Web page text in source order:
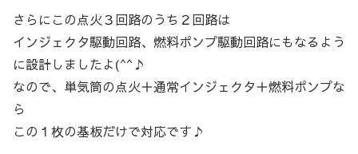
さらにこの点火３回路のうち２回路は
インジェクタ駆動回路、燃料ポンプ駆動回路にもなるよう
に設計しましたよ(^^♪
なので、単気筒の点火＋通常インジェクタ＋燃料ポンプな
ら
この１枚の基板だけで対応です♪